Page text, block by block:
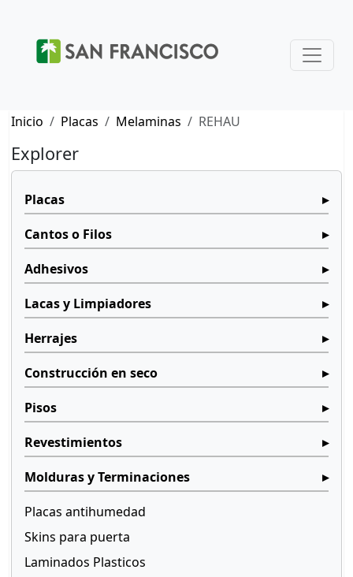
Inicio Placas Melaminas REHAU
Explorer
Placas
Cantos o Filos
Adhesivos
Lacas y Limpiadores
Herrajes
Construcción en seco
Pisos
Revestimientos
Molduras y Terminaciones
Placas antihumedad
Skins para puerta
Laminados Plasticos